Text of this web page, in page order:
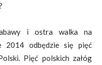
i ostra walka na
2014 odbędzie się pięć
Pięć polskich załóg